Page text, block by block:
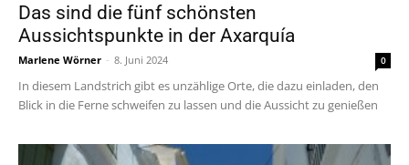
Das sind die fünf schönsten
Aussichtspunkte in der Axarquía
Marlene Wörner - 8. Juni 2024 0
In diesem Landstrich gibt es unzählige Orte, die dazu einladen, den
Blick in die Ferne schweifen zu lassen und die Aussicht zu genießen